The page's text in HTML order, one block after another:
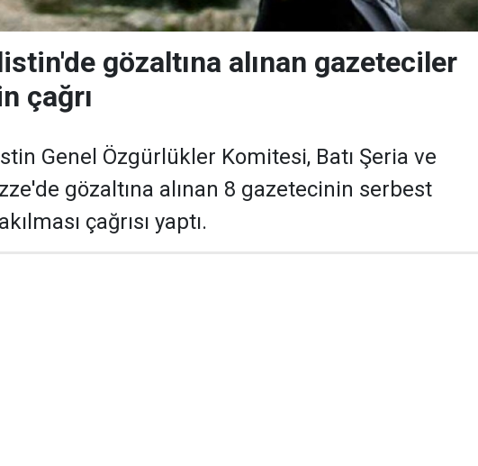
gözaltına alınan gazeteciler
çağrı
Genel Özgürlükler Komitesi, Batı Şeria ve
gözaltına alınan 8 gazetecinin serbest
çağrısı yaptı.